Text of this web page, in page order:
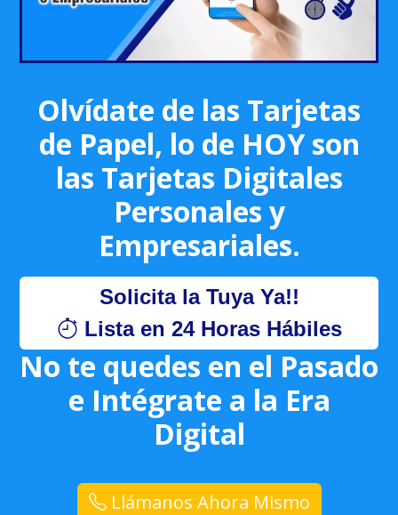
Olvídate de las Tarjetas
de Papel, lo de HOY son
las Tarjetas Digitales
Personales y
Empresariales.
Solicita la Tuya Ya!!
Lista en 24 Horas Hábiles
No te quedes en el Pasado
e Intégrate a la Era
Digital
Llámanos Ahora Mismo